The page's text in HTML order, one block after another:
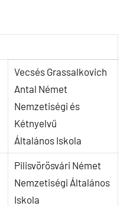
Vecsés Grassalkovich
Antal Német
Nemzetiségi és
Kétnyelvű
Általános Iskola
Pilisvörösvári Német
Nemzetiségi Általános
Iskola